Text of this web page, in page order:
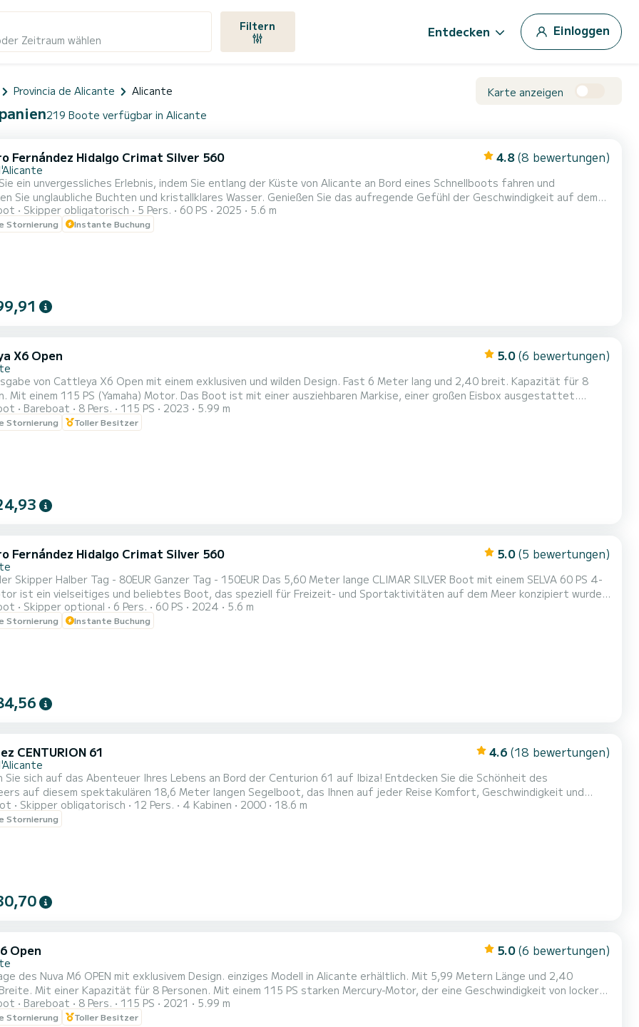
Zeitraum wählen
Filtern Entdecken Einloggen
Provincia de Alicante Alicante Karte anzeigen
219 Boote verfügbar in Alicante
Fernández Hidalgo Crimat Silver 560 4.8 (8 bewertungen)
ein unvergessliches Erlebnis, indem Sie entlang der Küste von Alicante an Bord eines Schnellboots fahren und
Buchten und kristallklares Wasser. Genießen Sie das aufregende Gefühl der Geschwindigkeit auf dem
Sie ein, um Schnorcheln an einigen der besten Orte im Mittelmeer zu betreiben. - Schnellbootfahrt - Stopps zum
Skipper obligatorisch 5 Pers. 60 PS 2025 5.6 m
Stornierung Instante Buchung
X6 Open 5.0 (6 bewertungen)
von Cattleya X6 Open mit einem exklusiven und wilden Design. Fast 6 Meter lang und 2,40 breit. Kapazität für 8
PS (Yamaha) Motor. Das Boot ist mit einer ausziehbaren Markise, einer großen Eisbox ausgestattet.
mit Bluetooth. Ein Boot, das Sie mit Familie oder Freunden genießen können, dank seiner großen Räume an Deck,
Sicherheit an Bord und einem einzigartigen Bug- und Hecksolarium in seiner Kategorie, in dem Sie schnell und sicher in d...
Bareboat 8 Pers. 115 PS 2023 5.99 m
Stornierung Toller Besitzer
Fernández Hidalgo Crimat Silver 560 5.0 (5 bewertungen)
5,60 Meter lange CLIMAR SILVER Boot mit einem SELVA 60 PS 4-
ist ein vielseitiges und beliebtes Boot, das speziell für Freizeit- und Sportaktivitäten auf dem Meer konzipiert wurde.
ist bekannt für seine Robustheit und sein ausgezeichnetes Verhalten auf dem Meer, da es hohe
erreichen und eine sichere und komfortable Navigation bieten kann.
Skipper optional 6 Pers. 60 PS 2024 5.6 m
Stornierung Instante Buchung
CENTURION 61 4.6 (18 bewertungen)
sich auf das Abenteuer Ihres Lebens an Bord der Centurion 61 auf Ibiza! Entdecken Sie die Schönheit des
auf diesem spektakulären 18,6 Meter langen Segelboot, das Ihnen auf jeder Reise Komfort, Geschwindigkeit und
Drei geräumige Doppelkabinen, jede mit eigenem Bad, ideal zum Entspannen.
das zusätzlich in ein 2-Meter-Bett umgewandelt werden kann eines 80-cm-Schlafsofas, perfekt für den Empfang von
Skipper obligatorisch 12 Pers. 4 Kabinen 2000 18.6 m
Stornierung
Open 5.0 (6 bewertungen)
des Nuva M6 OPEN mit exklusivem Design. einziges Modell in Alicante erhältlich. Mit 5,99 Metern Länge und 2,40
Kapazität für 8 Personen. Mit einem 115 PS starken Mercury-Motor, der eine Geschwindigkeit von locker
ausziehbaren Markise ausgestattet, mit einem Tisch, der im Bug und Heck in ein
umgewandelt werden kann. Eiskühler. Es verfügt über eine sehr gut genutzte Kabine im Inneren. Musikanla...
Bareboat 8 Pers. 115 PS 2021 5.99 m
Stornierung Toller Besitzer